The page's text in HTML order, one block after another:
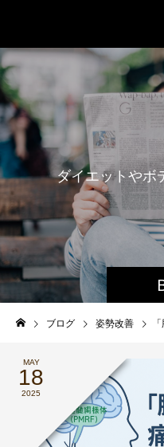
ダイエットやボ
ブログ 姿勢改善 「
MAY
18
2025